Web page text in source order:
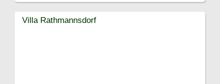
Villa Rathmannsdorf